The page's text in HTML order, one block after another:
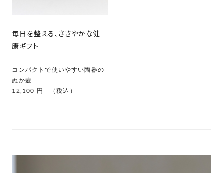
毎日を整える、ささやかな健
康ギフト
コンパクトで使いやすい陶器の
ぬか壺
12,100 円 （税込）